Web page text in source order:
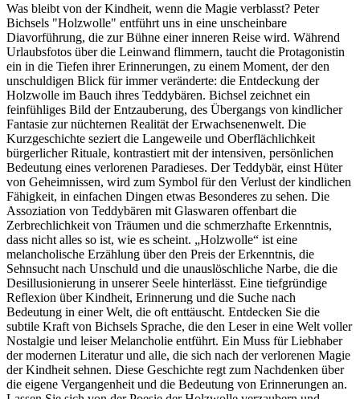
Was bleibt von der Kindheit, wenn die Magie verblasst? Peter
Bichsels "Holzwolle" entführt uns in eine unscheinbare
Diavorführung, die zur Bühne einer inneren Reise wird. Während
Urlaubsfotos über die Leinwand flimmern, taucht die Protagonistin
ein in die Tiefen ihrer Erinnerungen, zu einem Moment, der den
unschuldigen Blick für immer veränderte: die Entdeckung der
Holzwolle im Bauch ihres Teddybären. Bichsel zeichnet ein
feinfühliges Bild der Entzauberung, des Übergangs von kindlicher
Fantasie zur nüchternen Realität der Erwachsenenwelt. Die
Kurzgeschichte seziert die Langeweile und Oberflächlichkeit
bürgerlicher Rituale, kontrastiert mit der intensiven, persönlichen
Bedeutung eines verlorenen Paradieses. Der Teddybär, einst Hüter
von Geheimnissen, wird zum Symbol für den Verlust der kindlichen
Fähigkeit, in einfachen Dingen etwas Besonderes zu sehen. Die
Assoziation von Teddybären mit Glaswaren offenbart die
Zerbrechlichkeit von Träumen und die schmerzhafte Erkenntnis,
dass nicht alles so ist, wie es scheint. „Holzwolle“ ist eine
melancholische Erzählung über den Preis der Erkenntnis, die
Sehnsucht nach Unschuld und die unauslöschliche Narbe, die die
Desillusionierung in unserer Seele hinterlässt. Eine tiefgründige
Reflexion über Kindheit, Erinnerung und die Suche nach
Bedeutung in einer Welt, die oft enttäuscht. Entdecken Sie die
subtile Kraft von Bichsels Sprache, die den Leser in eine Welt voller
Nostalgie und leiser Melancholie entführt. Ein Muss für Liebhaber
der modernen Literatur und alle, die sich nach der verlorenen Magie
der Kindheit sehnen. Diese Geschichte regt zum Nachdenken über
die eigene Vergangenheit und die Bedeutung von Erinnerungen an.